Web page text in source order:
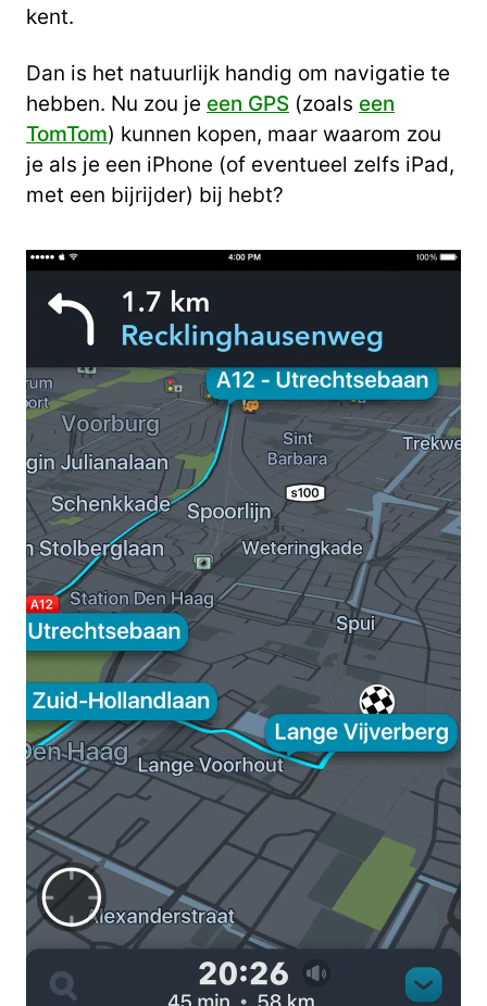
kent.
Dan is het natuurlijk handig om navigatie te
hebben. Nu zou je een GPS (zoals een
TomTom) kunnen kopen, maar waarom zou
je als je een iPhone (of eventueel zelfs iPad,
met een bijrijder) bij hebt?